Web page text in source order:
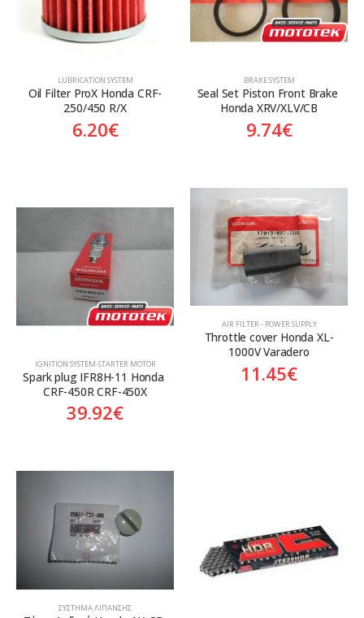
LUBRICATION SYSTEM
Oil Filter ProX Honda CRF-
250/450 R/X
6.20€
BRAKE SYSTEM
Seal Set Piston Front Brake
Honda XRV/XLV/CB
9.74€
ΙGNITION SYSTEM-STARTER MOTOR
Spark plug IFR8H-11 Honda
CRF-450R CRF-450X
39.92€
AIR FILTER - POWER SUPPLY
Throttle cover Honda XL-
1000V Varadero
11.45€
ΣΎΣΤΗΜΑ ΛΊΠΑΝΣΗΣ